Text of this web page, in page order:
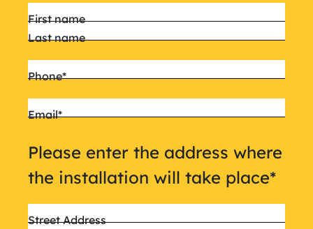
Name*
First name
Last name
Phone*
Email*
Please enter the address where
the installation will take place*
Street Address